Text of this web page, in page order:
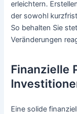
erleichtern.
der sowohl
So behalten Sie
Veränderungen
Finanzielle
Eine solide